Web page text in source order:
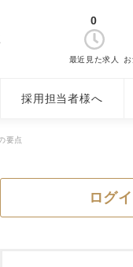
0
最近見た求人
採用担当者様へ
要点
ログ